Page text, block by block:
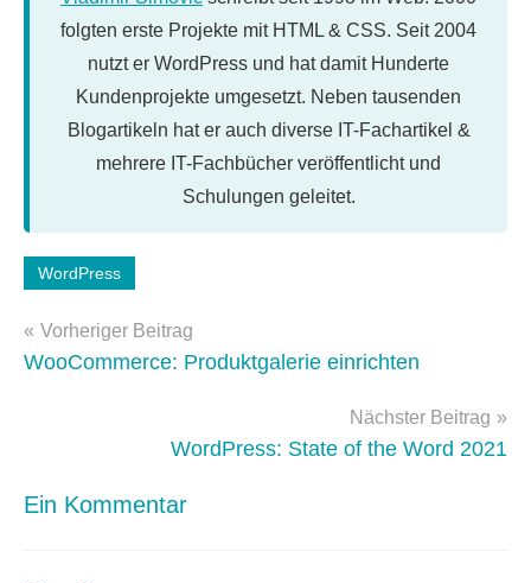
folgten erste Projekte mit HTML & CSS. Seit 2004
nutzt er WordPress und hat damit Hunderte
Kundenprojekte umgesetzt. Neben tausenden
Blogartikeln hat er auch diverse IT-Fachartikel &
mehrere IT-Fachbücher veröffentlicht und
Schulungen geleitet.
Schlagwörter:
WordPress-
Plugins
WordPress
Beitragsnavigation
Vorheriger Beitrag
WooCommerce: Produktgalerie einrichten
Nächster Beitrag
WordPress: State of the Word 2021
Ein Kommentar